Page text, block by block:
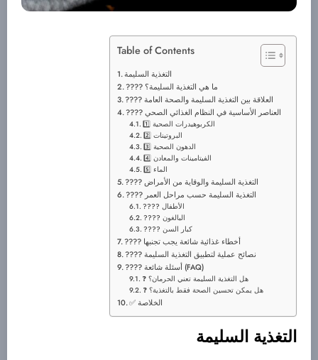
Table of Contents
التغذية السليمة
???? ما هي التغذية السليمة؟
???? العلاقة بين التغذية السليمة والصحة العامة
???? العناصر الأساسية في النظام الغذائي الصحي
الكربوهيدرات الصحية
البروتينات
الدهون الصحية
الفيتامينات والمعادن
الماء
???? التغذية السليمة والوقاية من الأمراض
???? التغذية السليمة حسب مراحل العمر
???? الأطفال
???? البالغون
???? كبار السن
???? أخطاء غذائية شائعة يجب تجنبها
???? نصائح عملية لتطبيق التغذية السليمة
???? أسئلة شائعة (FAQ)
هل التغذية السليمة تعني الحرمان؟
هل يمكن تحسين الصحة فقط بالتغذية؟
الخلاصة
التغذية السليمة